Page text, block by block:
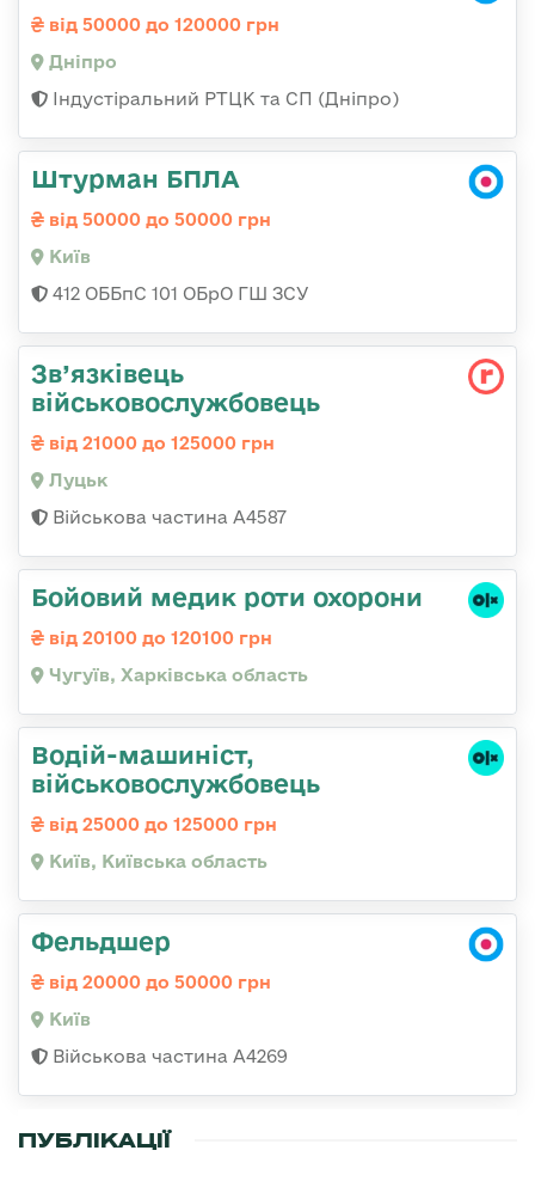
від 50000 до 120000 грн
Дніпро
Індустіральний РТЦК та СП (Дніпро)
Штурман БПЛА
від 50000 до 50000 грн
Київ
412 ОББпС 101 ОБрО ГШ ЗСУ
Зв’язківець
військовослужбовець
від 21000 до 125000 грн
Луцьк
Військова частина А4587
Бойовий медик роти охорони
від 20100 до 120100 грн
Чугуїв, Харківська область
Водій-машиніст,
військовослужбовець
від 25000 до 125000 грн
Київ, Київська область
Фельдшер
від 20000 до 50000 грн
Київ
Військова частина А4269
ПУБЛІКАЦІЇ